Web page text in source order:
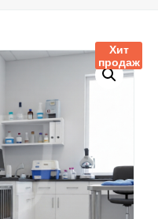
Хит
продаж